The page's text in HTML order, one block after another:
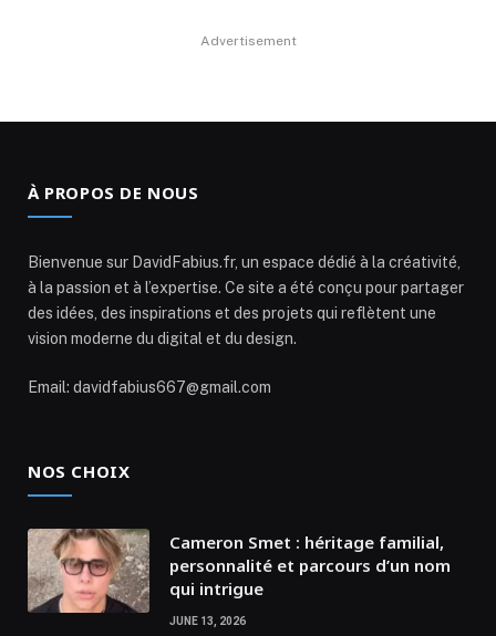
Advertisement
À PROPOS DE NOUS
Bienvenue sur DavidFabius.fr, un espace dédié à la créativité,
à la passion et à l’expertise. Ce site a été conçu pour partager
des idées, des inspirations et des projets qui reflètent une
vision moderne du digital et du design.
Email: davidfabius667@gmail.com
NOS CHOIX
Cameron Smet : héritage familial,
personnalité et parcours d’un nom
qui intrigue
JUNE 13, 2026